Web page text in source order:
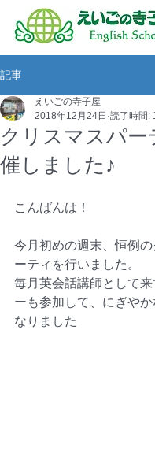
記事
クリスマスパー
催しました♪
えいごの寺子屋
2018年12月24日 読了時間:
こんばんは！
今月初めの週末、恒例
ーティを行いました。
毎月英会話講師として
ーも参加して、にぎや
なりました